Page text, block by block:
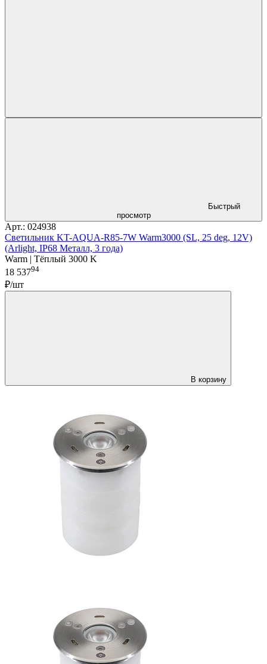
Быстрый
просмотр
Арт.: 024938
Светильник KT-AQUA-R85-7W Warm3000 (SL, 25 deg, 12V)
(Arlight, IP68 Металл, 3 года)
Warm | Тёплый 3000 K
18 53794
₽/шт
В корзину